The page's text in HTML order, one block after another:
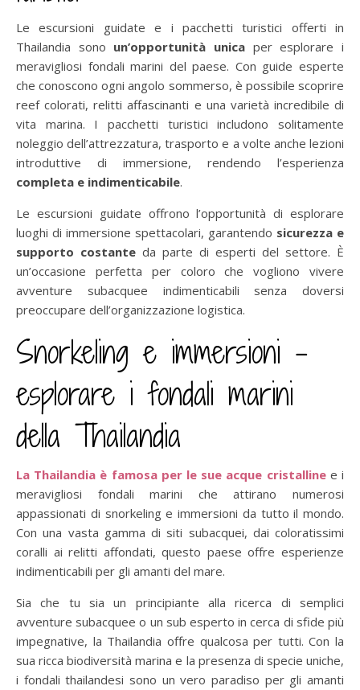
Le escursioni guidate e i pacchetti turistici offerti in
Thailandia sono un’opportunità unica per esplorare i
meravigliosi fondali marini del paese. Con guide esperte
che conoscono ogni angolo sommerso, è possibile scoprire
reef colorati, relitti affascinanti e una varietà incredibile di
vita marina. I pacchetti turistici includono solitamente
noleggio dell’attrezzatura, trasporto e a volte anche lezioni
introduttive di immersione, rendendo l’esperienza
completa e indimenticabile.
Le escursioni guidate offrono l’opportunità di esplorare
luoghi di immersione spettacolari, garantendo sicurezza e
supporto costante da parte di esperti del settore. È
un’occasione perfetta per coloro che vogliono vivere
avventure subacquee indimenticabili senza doversi
preoccupare dell’organizzazione logistica.
Snorkeling e immersioni –
esplorare i fondali marini
della Thailandia
La Thailandia è famosa per le sue acque cristallinee i
meravigliosi fondali marini che attirano numerosi
appassionati di snorkeling e immersioni da tutto il mondo.
Con una vasta gamma di siti subacquei, dai coloratissimi
coralli ai relitti affondati, questo paese offre esperienze
indimenticabili per gli amanti del mare.
Sia che tu sia un principiante alla ricerca di semplici
avventure subacquee o un sub esperto in cerca di sfide più
impegnative, la Thailandia offre qualcosa per tutti. Con la
sua ricca biodiversità marina e la presenza di specie uniche,
i fondali thailandesi sono un vero paradiso per gli amanti